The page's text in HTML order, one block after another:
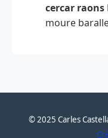
cercar raons
moure
© 2025 Carles